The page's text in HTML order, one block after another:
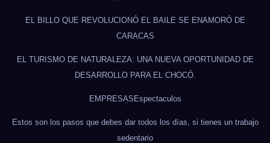
EL BILLO QUE REVOLUCIONÓ EL BAILE SE ENAMORÓ DE
CARACAS
EL TURISMO DE NATURALEZA: UNA NUEVA OPORTUNIDAD DE
DESARROLLO PARA EL CHOCÓ.
EMPRESAS Espectaculos
Estos son los pasos que debes dar todos los días, si tienes un trabajo
sedentario